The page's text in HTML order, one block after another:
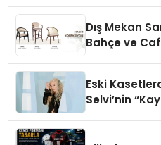
Dış Mekan
Bahçe ve
Eski
Selvi’nin